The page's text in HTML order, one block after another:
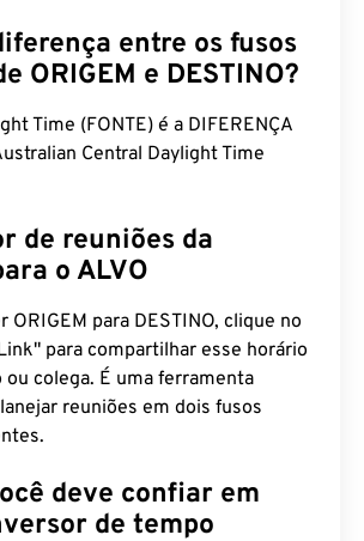
entre os fusos
ORIGEM e DESTINO?
Time (FONTE) é a DIFERENÇA
Central Daylight Time
de reuniões da
o ALVO
ORIGEM para DESTINO, clique no
para compartilhar esse horário
colega. É uma ferramenta
reuniões em dois fusos
deve confiar em
de tempo